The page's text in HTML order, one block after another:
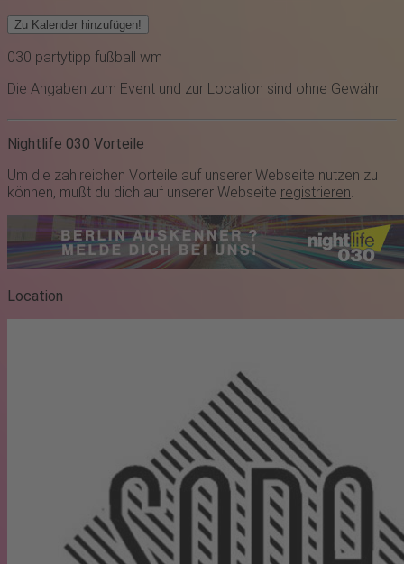
Zu Kalender hinzufügen!
030 partytipp fußball wm
Die Angaben zum Event und zur Location sind ohne Gewähr!
Nightlife 030 Vorteile
Um die zahlreichen Vorteile auf unserer Webseite nutzen zu
können, mußt du dich auf unserer Webseite registrieren.
Location